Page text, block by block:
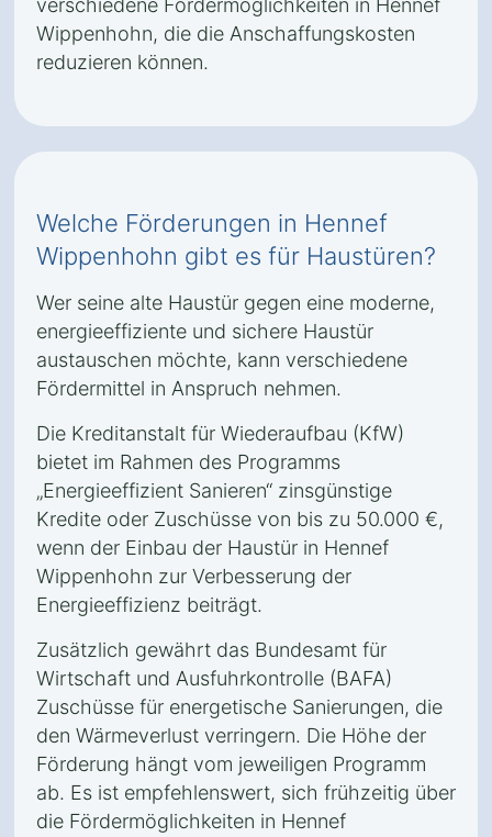
verschiedene Fördermöglichkeiten in Hennef
Wippenhohn, die die Anschaffungskosten
reduzieren können.
Welche Förderungen in Hennef
Wippenhohn gibt es für Haustüren?
Wer seine alte Haustür gegen eine moderne,
energieeffiziente und sichere Haustür
austauschen möchte, kann verschiedene
Fördermittel in Anspruch nehmen.
Die Kreditanstalt für Wiederaufbau (KfW)
bietet im Rahmen des Programms
„Energieeffizient Sanieren“ zinsgünstige
Kredite oder Zuschüsse von bis zu 50.000 €,
wenn der Einbau der Haustür in Hennef
Wippenhohn zur Verbesserung der
Energieeffizienz beiträgt.
Zusätzlich gewährt das Bundesamt für
Wirtschaft und Ausfuhrkontrolle (BAFA)
Zuschüsse für energetische Sanierungen, die
den Wärmeverlust verringern. Die Höhe der
Förderung hängt vom jeweiligen Programm
ab. Es ist empfehlenswert, sich frühzeitig über
die Fördermöglichkeiten in Hennef